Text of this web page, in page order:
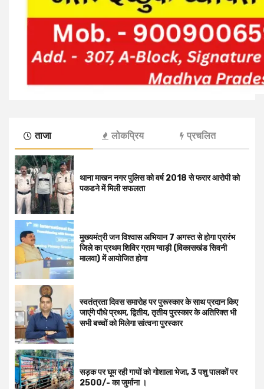
ताजा लोकप्रिय प्रचलित
थाना माखन नगर पुलिस को वर्ष 2018 से फरार आरोपी को
पकडने में मिली सफलता
मुख्यमंत्री जन विश्वास अभियान 7 अगस्त से होगा प्रारंभ
जिले का प्रथम शिविर ग्राम ग्वाड़ी (विकासखंड सिवनी
मालवा) में आयोजित होगा
स्वतंत्रता दिवस समारोह पर पुरूस्‍कार के साथ प्रदान किए
जाएंगे पौधे प्रथम, द्वितीय, तृतीय पुरस्कार के अतिरिक्त भी
सभी बच्चों को मिलेगा सांत्वना पुरस्कार
सड़क पर घूम रही गायों को गोशाला भेजा, 3 पशु पालकों पर
2500/- का जुर्माना ।